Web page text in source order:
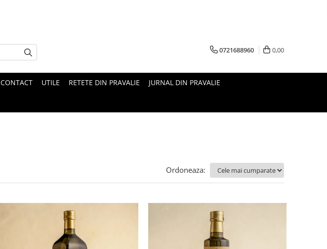
0721688960 0,00
CONTACT UTILE RETETE DIN PRAVALIE JURNAL DIN PRAVALIE
Ordoneaza: